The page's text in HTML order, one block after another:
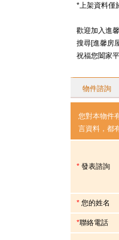
*上架資料僅
歡迎加入進
搜尋[進馨房
祝福您闔家
物件諮詢
您對本物件
言資料，都
* 發表諮詢
* 您的姓名
*聯絡電話